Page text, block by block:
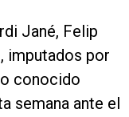
Jané, Felip
imputados por
conocido
semana ante el